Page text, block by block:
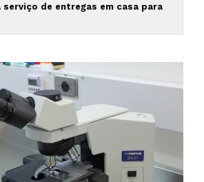
serviço de entregas em casa para